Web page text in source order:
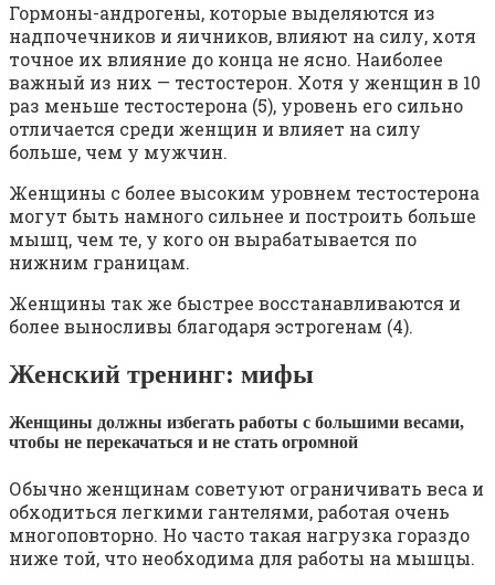
Гормоны-андрогены, которые выделяются из
надпочечников и яичников, влияют на силу, хотя
точное их влияние до конца не ясно. Наиболее
важный из них — тестостерон. Хотя у женщин в 10
раз меньше тестостерона (5), уровень его сильно
отличается среди женщин и влияет на силу
больше, чем у мужчин.
Женщины с более высоким уровнем тестостерона
могут быть намного сильнее и построить больше
мышц, чем те, у кого он вырабатывается по
нижним границам.
Женщины так же быстрее восстанавливаются и
более выносливы благодаря эстрогенам (4).
Женский тренинг: мифы
Женщины должны избегать работы с большими весами,
чтобы не перекачаться и не стать огромной
Обычно женщинам советуют ограничивать веса и
обходиться легкими гантелями, работая очень
многоповторно. Но часто такая нагрузка гораздо
ниже той, что необходима для работы на мышцы.